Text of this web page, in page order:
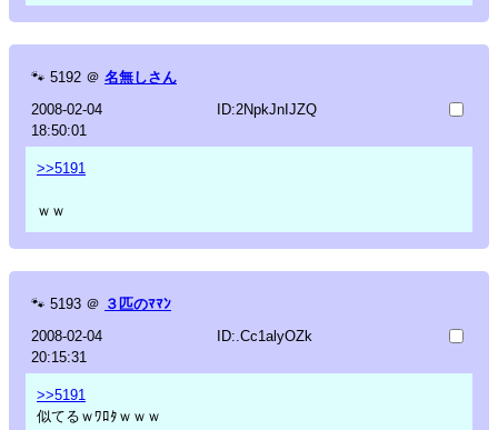
🐾 5192 ＠ 名無しさん
2008-02-04
18:50:01
ID:2NpkJnIJZQ
>>5191
ｗｗ
🐾 5193 ＠ ３匹のﾏﾏﾝ
2008-02-04
20:15:31
ID:.Cc1alyOZk
>>5191
似てるｗﾜﾛﾀｗｗｗ